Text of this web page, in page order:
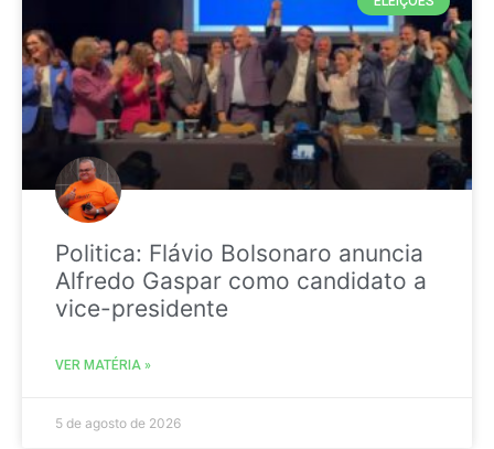
Politica: Flávio Bolsonaro anuncia
Alfredo Gaspar como candidato a
vice-presidente
VER MATÉRIA »
5 de agosto de 2026